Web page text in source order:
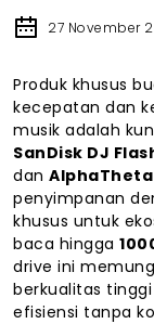
27 November
Produk khusus
kecepatan dan
musik adalah
SanDisk DJ
dan
penyimpanan
khusus untuk
baca hingga
drive ini
berkualitas
efisiensi tanpa